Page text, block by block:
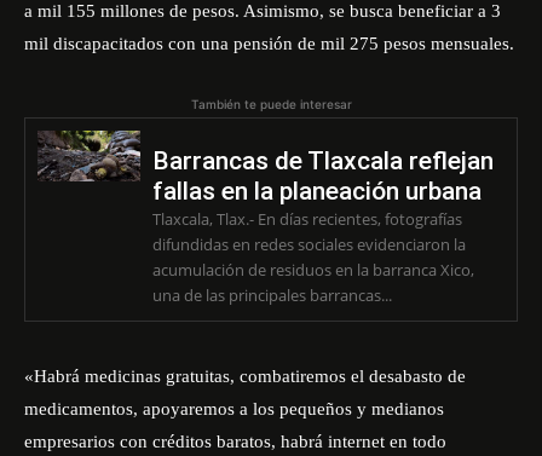
a mil 155 millones de pesos. Asimismo, se busca beneficiar a 3
mil discapacitados con una pensión de mil 275 pesos mensuales.
También te puede interesar
Barrancas de Tlaxcala reflejan
fallas en la planeación urbana
Tlaxcala, Tlax.- En días recientes, fotografías
difundidas en redes sociales evidenciaron la
acumulación de residuos en la barranca Xico,
una de las principales barrancas...
«Habrá medicinas gratuitas, combatiremos el desabasto de
medicamentos, apoyaremos a los pequeños y medianos
empresarios con créditos baratos, habrá internet en todo